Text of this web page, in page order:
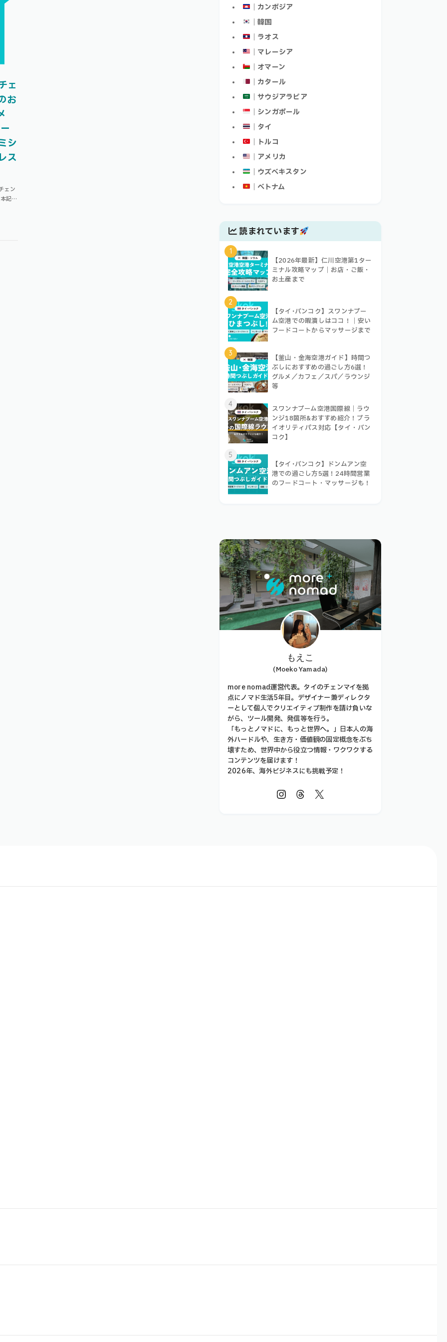
ェ
お
シ
ス
ェン
記事
｜カンボジア
｜韓国
｜ラオス
｜マレーシア
｜オマーン
｜カタール
｜サウジアラビア
｜シンガポール
｜タイ
｜トルコ
｜アメリカ
｜ウズベキスタン
｜ベトナム
読まれています
1
【2026年最新】仁川空港第1ター
ミナル攻略マップ｜お店・ご飯・
お土産まで
2
【タイ･バンコク】スワンナプー
ム空港での暇潰しはココ！｜安い
フードコートからマッサージまで
3
【釜山・金海空港ガイド】時間つ
ぶしにおすすめの過ごし方6選！
グルメ／カフェ／スパ／ラウンジ
等
4
スワンナプーム空港国際線｜ラウ
ンジ18箇所&おすすめ紹介！プラ
イオリティパス対応【タイ・バン
コク】
5
【タイ･バンコク】ドンムアン空
港での過ごし方5選！24時間営業
のフードコート・マッサージも！
もえこ
(Moeko Yamada)
more nomad運営代表。タイのチェンマイを拠
点にノマド生活5年目。デザイナー兼ディレクタ
ーとして個人でクリエイティブ制作を請け負いな
がら、ツール開発、発信等を行う。
「もっとノマドに、もっと世界へ。」日本人の海
外ハードルや、生き方・価値観の固定概念をぶち
壊すため、世界中から役立つ情報・ワクワクする
コンテンツを届けます！
2026年、海外ビジネスにも挑戦予定！